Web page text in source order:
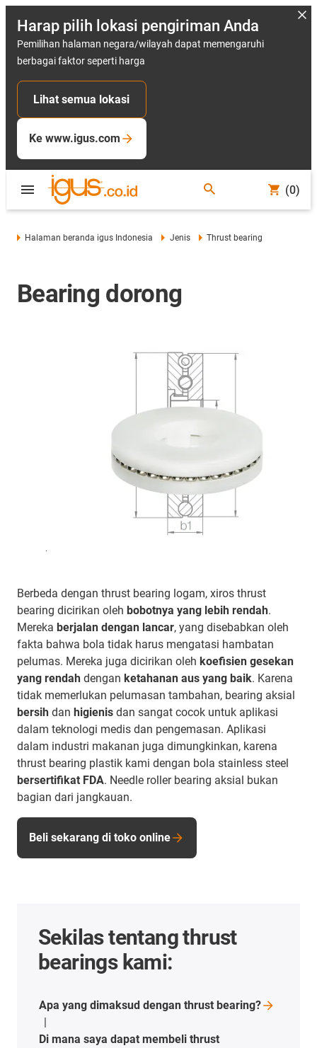
Harap pilih lokasi pengiriman Anda
Pemilihan halaman negara/wilayah dapat memengaruhi
berbagai faktor seperti harga
Lihat semua lokasi
Ke www.igus.com
(0)
Halaman beranda igus Indonesia Jenis Thrust bearing
Bearing dorong
.
Berbeda dengan thrust bearing logam, xiros thrust
bearing dicirikan oleh bobotnya yang lebih rendah.
Mereka berjalan dengan lancar, yang disebabkan oleh
fakta bahwa bola tidak harus mengatasi hambatan
pelumas. Mereka juga dicirikan oleh koefisien gesekan
yang rendah dengan ketahanan aus yang baik. Karena
tidak memerlukan pelumasan tambahan, bearing aksial
bersih dan higienis dan sangat cocok untuk aplikasi
dalam teknologi medis dan pengemasan. Aplikasi
dalam industri makanan juga dimungkinkan, karena
thrust bearing plastik kami dengan bola stainless steel
bersertifikat FDA. Needle roller bearing aksial bukan
bagian dari jangkauan.
Beli sekarang di toko online
Sekilas tentang thrust
bearings kami:
Apa yang dimaksud dengan thrustbearing?
Di mana saya dapat membeli thrust